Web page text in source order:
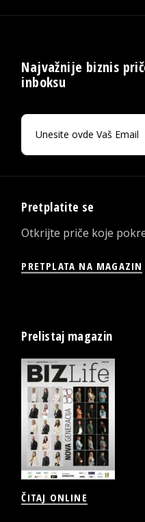
Najvažnije biznis
inboksu
Pretplatite se
Otkrijte priče koje
PRETPLATA NA MAGAZIN
Prelistaj magazin
ČITAJ ONLINE